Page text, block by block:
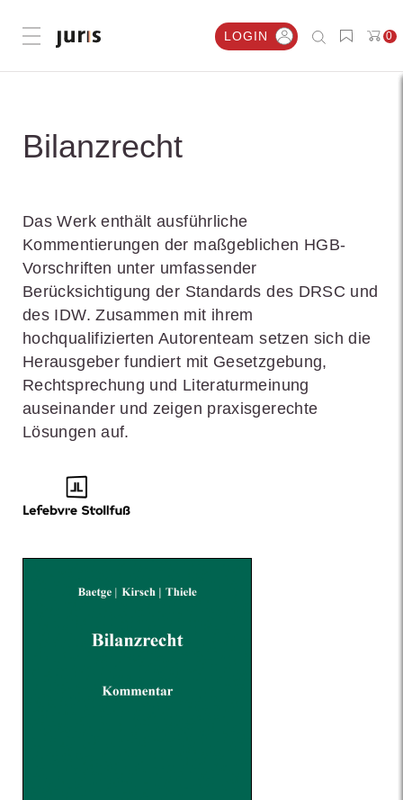
Menü öffnen LOGIN 0
Bilanzrecht
Das Werk enthält ausführliche
Kommentierungen der maßgeblichen HGB-
Vorschriften unter umfassender
Berücksichtigung der Standards des DRSC und
des IDW. Zusammen mit ihrem
hochqualifizierten Autorenteam setzen sich die
Herausgeber fundiert mit Gesetzgebung,
Rechtsprechung und Literaturmeinung
auseinander und zeigen praxisgerechte
Lösungen auf.